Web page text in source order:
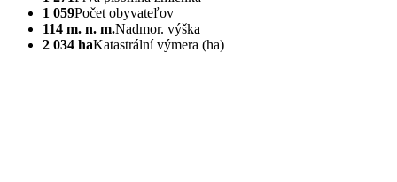
1 059Počet obyvateľov
114 m. n. m.Nadmor. výška
2 034 haKatastrální výmera (ha)